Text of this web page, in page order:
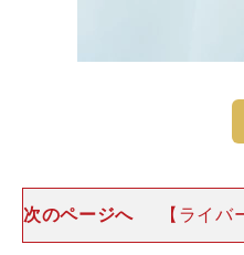
次のページへ
【ライ
では４人の子どもを育て